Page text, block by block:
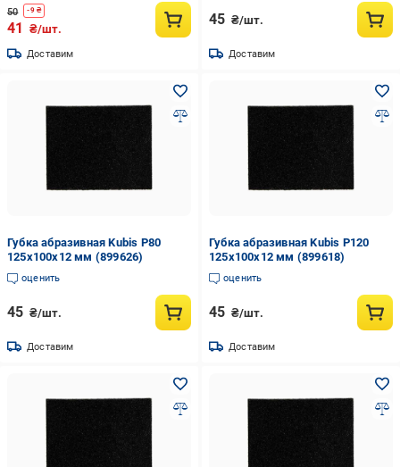
50 -9₴
41 ₴/шт.
Доставим
45 ₴/шт.
Доставим
Губка абразивная Kubis Р80
125x100x12 мм (899626)
оценить
45 ₴/шт.
Доставим
Губка абразивная Kubis Р120
125x100x12 мм (899618)
оценить
45 ₴/шт.
Доставим